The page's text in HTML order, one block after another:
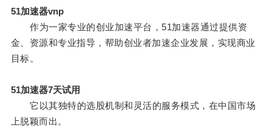
51加速器vnp
作为一家专业的创业加速平台，51加速器通过提供资
金、资源和专业指导，帮助创业者加速企业发展，实现商业
目标。
51加速器7天试用
它以其独特的选股机制和灵活的服务模式，在中国市场
上脱颖而出。